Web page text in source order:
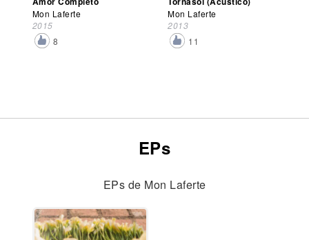
Mon Laferte
2015
8
Mon Laferte
2013
11
EPs
EPs de Mon Laferte